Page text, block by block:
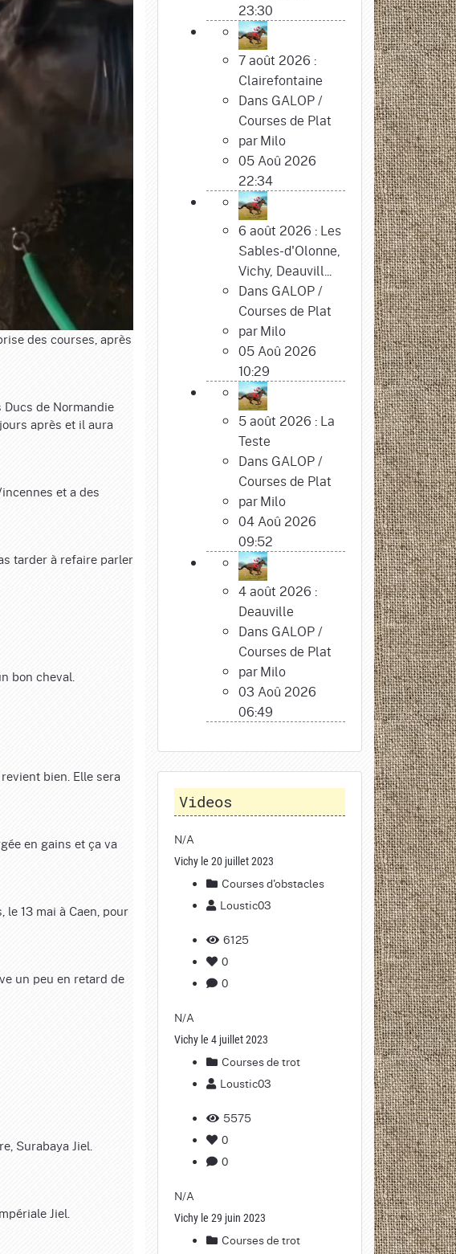
des courses, après
de Normandie
après et il aura
et a des
tarder à refaire parler
bon cheval.
bien. Elle sera
en gains et ça va
13 mai à Caen, pour
un peu en retard de
Surabaya Jiel.
Jiel.
23:30
7 août 2026 :
Clairefontaine
Dans GALOP/
Courses de Plat
parMilo
05 Aoû 2026
22:34
6 août 2026 : Les
Sables-d'Olonne,
Vichy, Deauvill...
Dans GALOP/
Courses de Plat
parMilo
05 Aoû 2026
10:29
5 août 2026 : La
Teste
Dans GALOP/
Courses de Plat
parMilo
04 Aoû 2026
09:52
4 août 2026 :
Deauville
Dans GALOP/
Courses de Plat
parMilo
03 Aoû 2026
06:49
Videos
N/A
Vichy le 20 juillet 2023
Courses d'obstacles
Loustic03
6125
0
0
N/A
Vichy le 4 juillet 2023
Courses de trot
Loustic03
5575
0
0
N/A
Vichy le 29 juin 2023
Courses de trot